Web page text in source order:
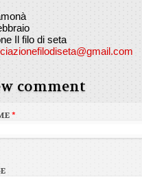
Il filo di seta
comment
*